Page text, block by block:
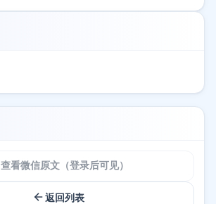
查看微信原文（登录后可见）
返回列表